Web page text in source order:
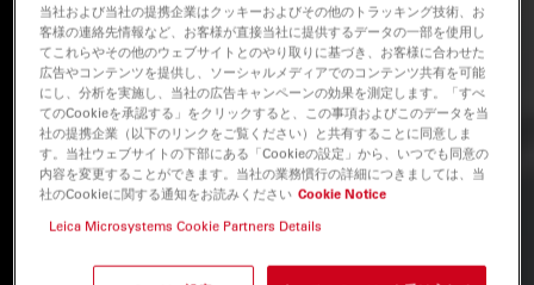
当社および当社の提携企業はクッキーおよびその他のトラッキング技術、お
客様の連絡先情報など、お客様が直接当社に提供するデータの一部を使用し
てこれらやその他のウェブサイトとのやり取りに基づき、お客様に合わせた
広告やコンテンツを提供し、ソーシャルメディアでのコンテンツ共有を可能
にし、分析を実施し、当社の広告キャンペーンの効果を測定します。「すべ
てのCookieを承認する」をクリックすると、この事項およびこのデータを当
社の提携企業（以下のリンクをご覧ください）と共有することに同意しま
す。当社ウェブサイトの下部にある「Cookieの設定」から、いつでも同意の
内容を変更することができます。当社の業務慣行の詳細につきましては、当
社のCookieに関する通知をお読みください Cookie Notice
Leica Microsystems Cookie Partners Details